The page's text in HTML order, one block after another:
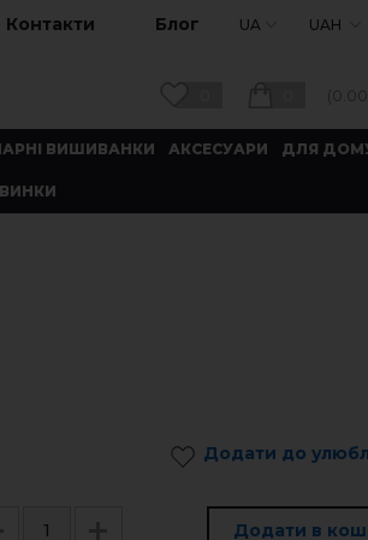
Контакти Блог UA UAH
(0.00
ВИШИВАНКИ АКСЕСУАРИ ДЛЯ
Додати до
Додати в